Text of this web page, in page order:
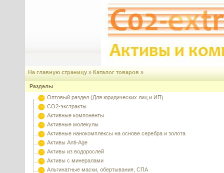
На главную страницу » Каталог товаров »
Разделы
Оптовый раздел (Для юридических лиц и ИП)
CO2-экстракты
Активные компоненты
Активные молекулы
Активные нанокомплексы на основе серебра и золота
Активы Anti-Age
Активы из водорослей
Активы с минералами
Альгинатные маски, обертывания, СПА